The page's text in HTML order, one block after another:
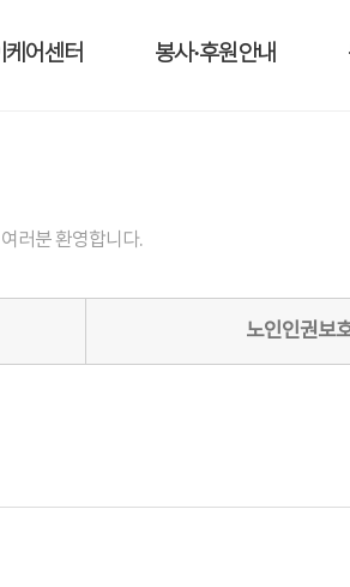
케어센터 봉사·후원안내
러분 환영합니다.
노인인권보